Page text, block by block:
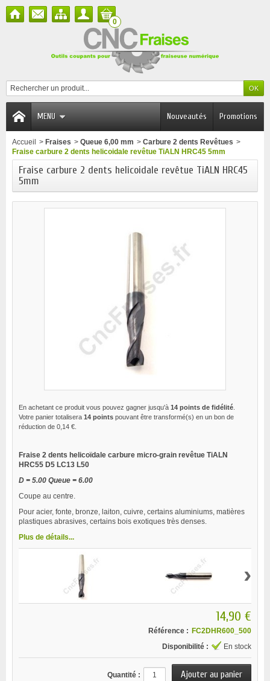
0
MENU Promotions
Nouveautés
Accueil > Fraises > Queue 6,00 mm > Carbure 2 dents Revêtues >
Fraise carbure 2 dents helicoidale revêtue TiALN HRC45 5mm
Fraise carbure 2 dents helicoidale revêtue TiALN HRC45
5mm
En achetant ce produit vous pouvez gagner jusqu'à 14 points de fidélité
Votre panier totalisera 14 points pouvant être transformé(s) en un bon de
réduction de 0,14 €
Fraise 2 dents helicoïdale carbure micro-grain revêtue TiALN
HRC55 D5 LC13 L50
D = 5.00 Queue = 6.00
Coupe au centre.
Pour acier, fonte, bronze, laiton, cuivre, certains aluminiums, matières
plastiques abrasives, certains bois exotiques très denses.
Plus de détails...
›
14,90 €
Référence : FC2DHR600_500
Disponibilité :
En stock
Quantité :